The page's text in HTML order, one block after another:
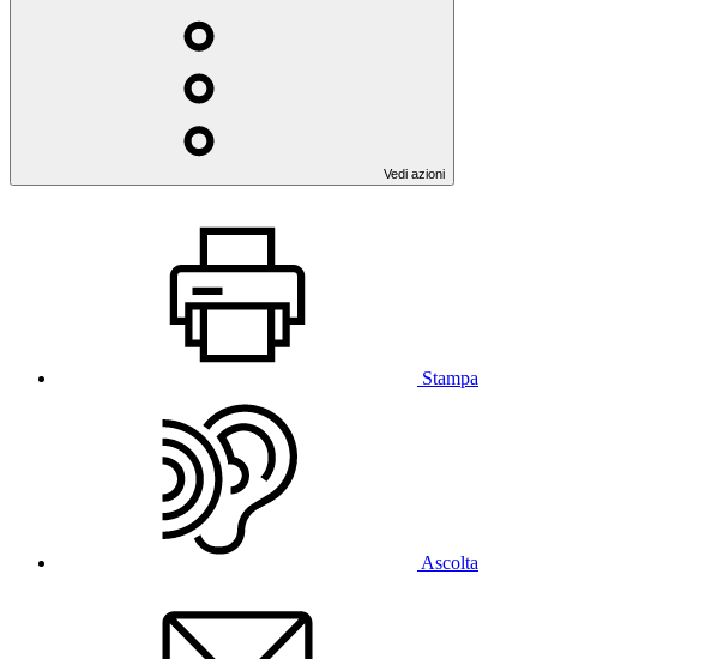
Vedi azioni
Stampa
Ascolta